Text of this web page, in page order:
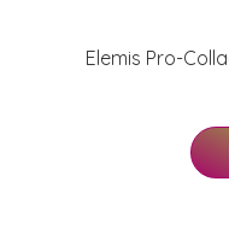
Elemis Pro-